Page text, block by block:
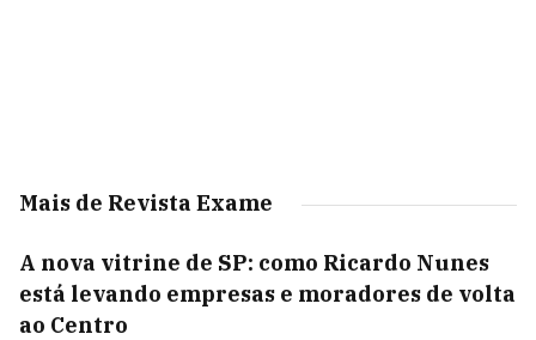
Mais de Revista Exame
A nova vitrine de SP: como Ricardo Nunes
está levando empresas e moradores de volta
ao Centro